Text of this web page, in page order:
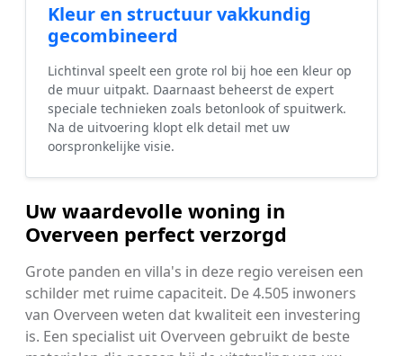
Kleur en structuur vakkundig
gecombineerd
Lichtinval speelt een grote rol bij hoe een kleur op
de muur uitpakt. Daarnaast beheerst de expert
speciale technieken zoals betonlook of spuitwerk.
Na de uitvoering klopt elk detail met uw
oorspronkelijke visie.
Uw waardevolle woning in
Overveen perfect verzorgd
Grote panden en villa's in deze regio vereisen een
schilder met ruime capaciteit. De 4.505 inwoners
van Overveen weten dat kwaliteit een investering
is. Een specialist uit Overveen gebruikt de beste